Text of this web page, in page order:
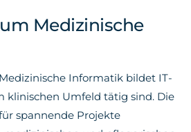
PJ —
Praktisches
Medizinische
Informatik bildet IT-
klinischen Umfeld tätig sind. Die
spannende Projekte